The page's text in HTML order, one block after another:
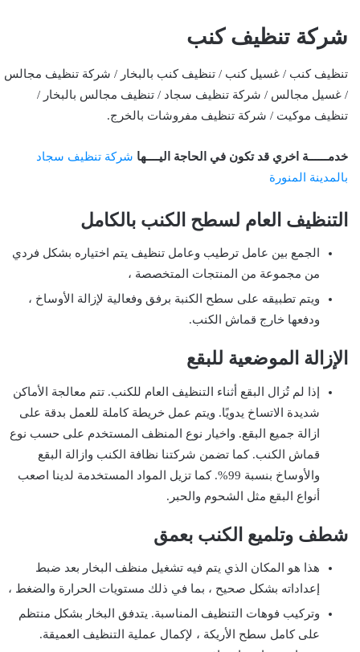
شركة تنظيف كنب
تنظيف كنب / غسيل كنب / تنظيف كنب بالبخار / شركة تنظيف مجالس
/ غسيل مجالس / شركة تنظيف سجاد / تنظيف مجالس بالبخار /
تنظيف موكيت / شركة تنظيف مفروشات بالخرج.
خدمــــــة اخري قد تكون في الحاجة اليــــها شركة تنظيف سجاد
بالمدينة المنورة
التنظيف العام لسطح الكنب بالكامل
الجمع بين عامل ترطيب وعامل تنظيف يتم اختياره بشكل فردي
من مجموعة من المنتجات المتخصصة ،
ويتم تطبيقه على سطح الكنبة برفق وفعالية لإزالة الأوساخ ،
ودفعها خارج قماش الكنب.
الإزالة الموضعية للبقع
إذا لم تُزال البقع أثناء التنظيف العام للكنب. تتم معالجة الأماكن
شديدة الاتساخ يدويًا. ويتم عمل خريطة كاملة للعمل بدقة على
ازالة جميع البقع. واخيار نوع المنظف المستخدم على حسب نوع
قماش الكنب. كما تضمن شركتنا نظافة الكنب وازالة البقع
والأوساخ بنسبة 99%. كما تزيل المواد المستخدمة لدينا اصعب
أنواع البقع مثل الشحوم والحبر.
شطف وتلميع الكنب بعمق
هذا هو المكان الذي يتم فيه تشغيل منظف البخار بعد ضبط
إعداداته بشكل صحيح ، بما في ذلك مستويات الحرارة والضغط ،
وتركيب فوهات التنظيف المناسبة. يتدفق البخار بشكل منتظم
على كامل سطح الأريكة ، لإكمال عملية التنظيف العميقة.